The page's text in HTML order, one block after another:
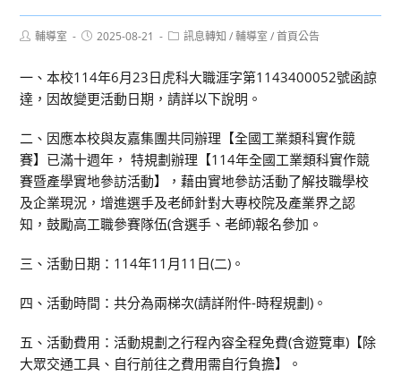
Post輔導室
Post2025-08-21
Post訊息轉知 / 輔導室 / 首頁公告
一、本校114年6月23日虎科大職涯字第1143400052號函諒
達，因故變更活動日期，請詳以下說明。
二、因應本校與友嘉集團共同辦理【全國工業類科實作競
賽】已滿十週年， 特規劃辦理【114年全國工業類科實作競
賽暨產學實地參訪活動】，藉由實地參訪活動了解技職學校
及企業現況，增進選手及老師針對大專校院及產業界之認
知，鼓勵高工職參賽隊伍(含選手、老師)報名參加。
三、活動日期：114年11月11日(二)。
四、活動時間：共分為兩梯次(請詳附件-時程規劃)。
五、活動費用：活動規劃之行程內容全程免費(含遊覽車)【除
大眾交通工具、自行前往之費用需自行負擔】。